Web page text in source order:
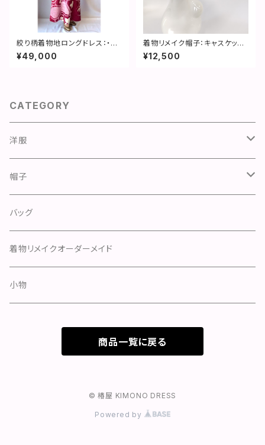
絞り柄着物地ロングドレス：・着
物リメイク・２営業日以内発送・
国内送料無料 ／ 1908d02
¥49,000
着物リメイク帽子：キャスケット
／赤・薔薇の影絵・サイズ直し無
料・国内送料無料／2210ca03
¥12,500
CATEGORY
洋服
ワンピース
スカート
ドレス
スカート
パンツ
カーディガン
帽子
ハンチング
キャスケット
ベレー
バッグ
着物リメイクオーダーメイド
小物
商品一覧に戻る
© 椿屋 KIMONO DRESS
Powered by